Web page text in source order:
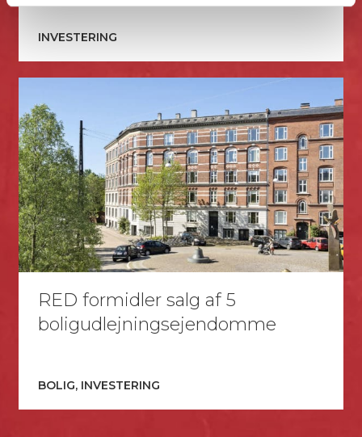
INVESTERING
RED formidler salg af 5
boligudlejningsejendomme
BOLIG, INVESTERING